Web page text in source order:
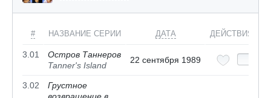
# НАЗВАНИЕ СЕРИИ ДАТА ДЕЙСТВИЯ
3.01
Остров Таннеров
Tanner's Island
22 сентября 1989
3.02
Грустное